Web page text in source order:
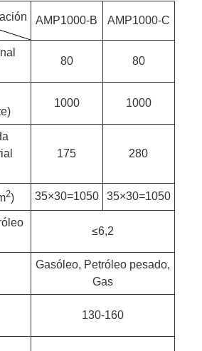
AMP1000-B AMP1000-C
80 80
1000 1000
175 280
2) 35×30=1050 35×30=1050
≤6,2
Gasóleo, Petróleo pesado,
Gas
130-160